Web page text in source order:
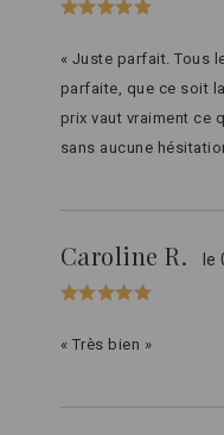
« Juste parfait. Tous
parfaite, que ce soit
prix vaut vraiment ce
sans aucune
Caroline R. le
« Très bien »